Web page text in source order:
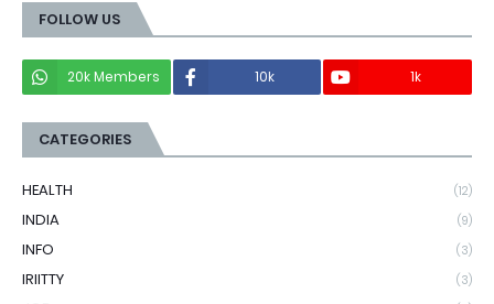
FOLLOW US
20k Members 10k 1k
CATEGORIES
HEALTH (12)
INDIA (9)
INFO (3)
IRIITTY (3)